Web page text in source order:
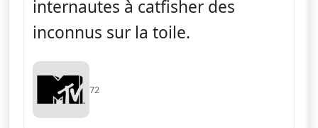
internautes à catfisher des
inconnus sur la toile.
72